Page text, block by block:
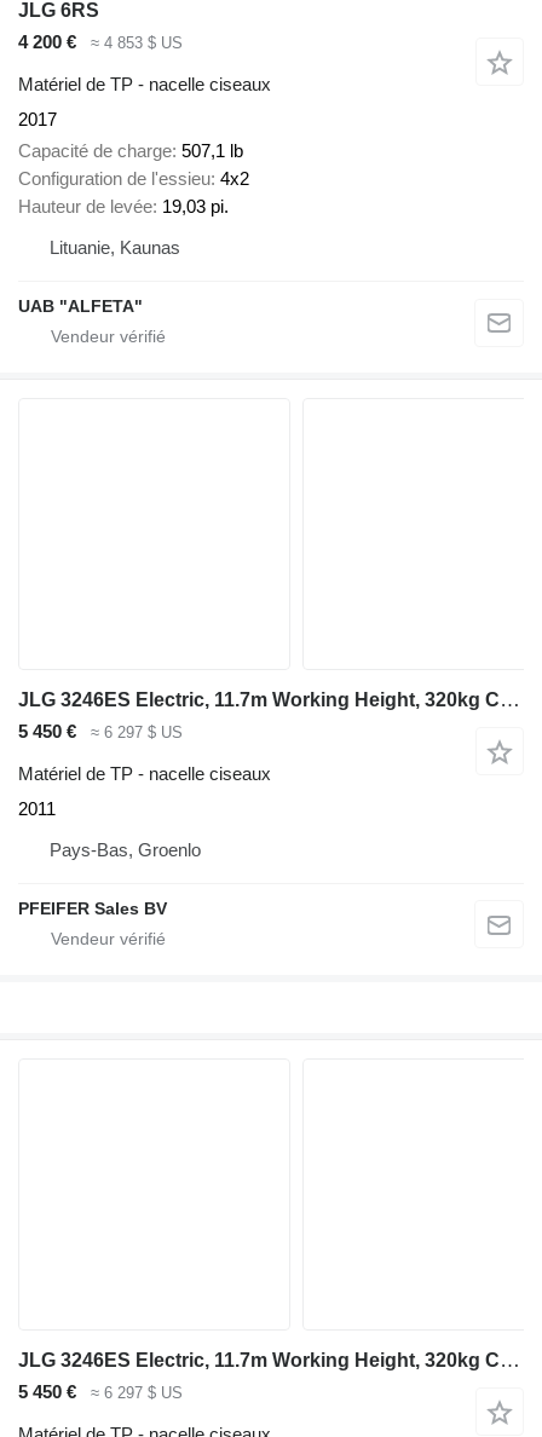
JLG 6RS
4 200 €
≈ 4 853 $ US
Matériel de TP - nacelle ciseaux
2017
Capacité de charge 507,1 lb
Configuration de l'essieu 4x2
Hauteur de levée 19,03 pi.
Lituanie, Kaunas
UAB "ALFETA"
JLG 3246ES Electric, 11.7m Working Height, 320kg Capac
5 450 € ≈ 6 297 $ US
Matériel de TP - nacelle ciseaux
2011
Pays-Bas, Groenlo
PFEIFER Sales BV
JLG 3246ES Electric, 11.7m Working Height, 320kg Capac
5 450 € ≈ 6 297 $ US